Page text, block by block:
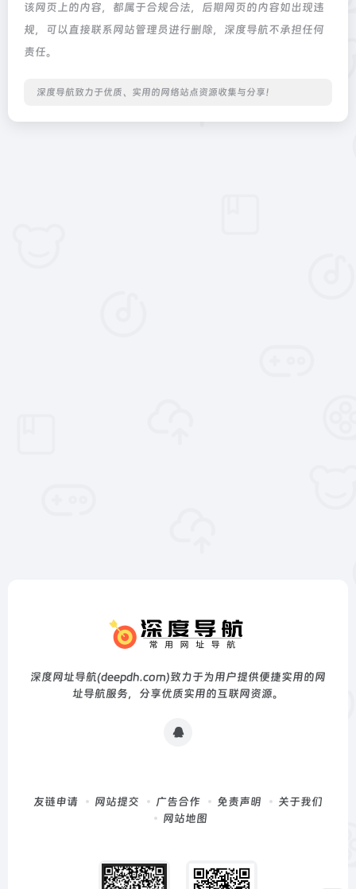
该网页上的内容，都属于合规合法，后期网页的内容如出现违
规，可以直接联系网站管理员进行删除，深度导航不承担任何
责任。
深度导航致力于优质、实用的网络站点资源收集与分享！
深度网址导航(deepdh.com)致力于为用户提供便捷实用的网
址导航服务，分享优质实用的互联网资源。
友链申请 网站提交 广告合作 免责声明
关于我们
网站地图